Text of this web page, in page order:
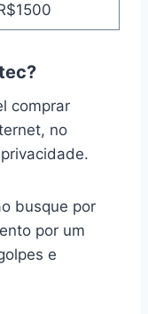
comprar
no
busque por
por um
e